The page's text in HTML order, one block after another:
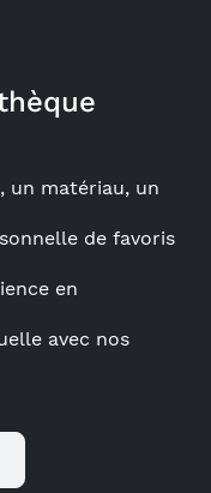
un matériau, un
de favoris
en
avec nos